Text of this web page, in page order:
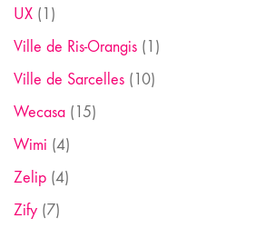
UX (1)
Ville de Ris-Orangis (1)
Ville de Sarcelles (10)
Wecasa (15)
Wimi (4)
Zelip (4)
Zify (7)